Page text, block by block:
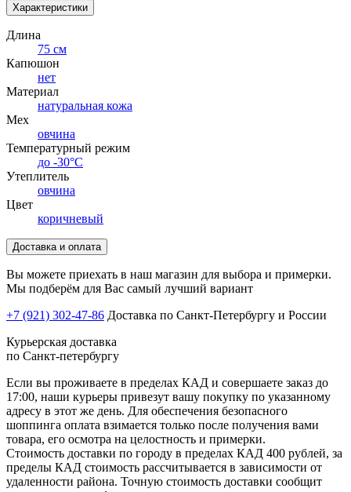
Характеристики
Длина
75 см
Капюшон
нет
Материал
натуральная кожа
Мех
овчина
Температурный режим
до -30°С
Утеплитель
овчина
Цвет
коричневый
Доставка и оплата
Вы можете приехать в наш магазин для выбора и примерки.
Мы подберём для Вас самый лучший вариант
+7 (921) 302-47-86 Доставка по Санкт-Петербургу и России
Курьерская доставка
по Санкт-петербургу
Если вы проживаете в пределах КАД и совершаете заказ до
17:00, наши курьеры привезут вашу покупку по указанному
адресу в этот же день. Для обеспечения безопасного
шоппинга оплата взимается только после получения вами
товара, его осмотра на целостность и примерки.
Стоимость доставки по городу в пределах КАД 400 рублей, за
пределы КАД стоимость рассчитывается в зависимости от
удаленности района. Точную стоимость доставки сообщит